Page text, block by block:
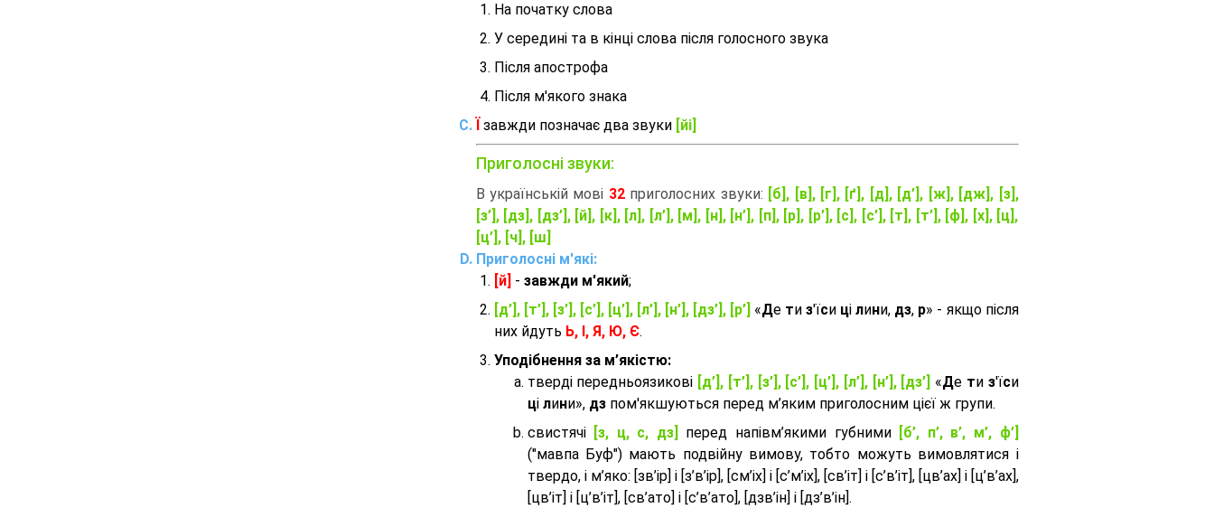
На початку слова
У середині та в кінці слова після голосного звука
Після апострофа
Після м'якого знака
завжди позначає два звуки [йі]
Приголосні звуки:
В українській мові 32приголосних звуки:
[б], [в], [г], [ґ], [д], [д’], [ж], [дж], [з],
[з’], [дз], [дз’], [й], [к], [л], [л’], [м], [н], [н’], [п], [р], [р’], [с], [с’], [т], [т’], [ф], [х], [ц],
[ц’], [ч], [ш]
Приголосні м'які:
[й] - завжди м'який;
[д’], [т’], [з’], [с’], [ц’], [л’], [н’], [дз’], [р’] «Де тиз'їси цілини, дз, р» - якщо після
них йдуть Ь, І, Я, Ю, Є.
Уподібнення за м’якістю:
тверді передньоязикові [д’], [т’], [з’], [с’], [ц’], [л’], [н’], [дз’] «Де ти з'їси
ці лини», дзпом'якшуються перед м’яким приголосним цієї ж групи.
cвистячі
[з, ц, с, дз] перед напівм’якими губними
[б’, п’, в’, м’, ф’]
("мавпа Буф") мають подвійну вимову, тобто можуть вимовлятися і
твердо, і м’яко: [зв’ір] і [з’в’ір], [см’іх] і [с’м’іх], [св’іт] і [с’в’іт], [цв’ах] і [ц’в’ах],
[цв’іт] і [ц’в’іт], [св’ато] і [с’в’ато], [дзв’iн] і [дз’в’iн].